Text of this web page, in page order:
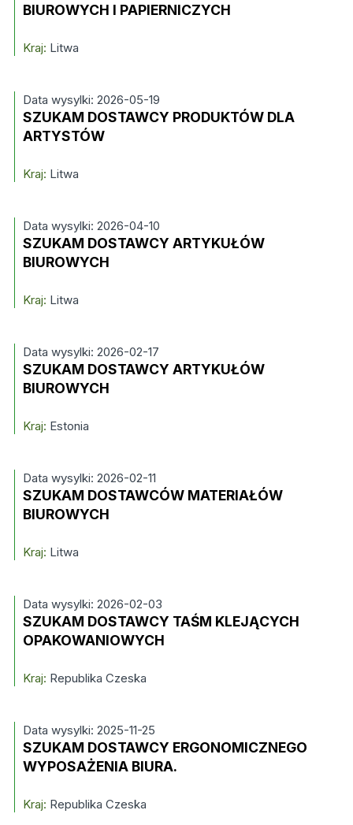
BIUROWYCH I PAPIERNICZYCH
Kraj: Litwa
Data wysylki: 2026-05-19
SZUKAM DOSTAWCY PRODUKTÓW DLA
ARTYSTÓW
Kraj: Litwa
Data wysylki: 2026-04-10
SZUKAM DOSTAWCY ARTYKUŁÓW
BIUROWYCH
Kraj: Litwa
Data wysylki: 2026-02-17
SZUKAM DOSTAWCY ARTYKUŁÓW
BIUROWYCH
Kraj: Estonia
Data wysylki: 2026-02-11
SZUKAM DOSTAWCÓW MATERIAŁÓW
BIUROWYCH
Kraj: Litwa
Data wysylki: 2026-02-03
SZUKAM DOSTAWCY TAŚM KLEJĄCYCH
OPAKOWANIOWYCH
Kraj: Republika Czeska
Data wysylki: 2025-11-25
SZUKAM DOSTAWCY ERGONOMICZNEGO
WYPOSAŻENIA BIURA.
Kraj: Republika Czeska